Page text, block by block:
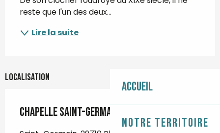
Accueil
Notre territoire
reste que l'un des deux...
Lire la suite
Localisation
Chapelle Saint-Germain